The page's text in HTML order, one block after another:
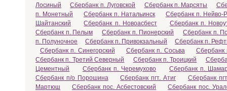
Лосиный
Сбербанк п. Луговской Сбербанк п. Марсяты
п. Монетный
Сбербанк п. Натальинск
Сбербанк п. Нейво-
Шайтанский
Сбербанк п. Новоасбест
Сбербанк п.
Сбербанк п. Пелым
Сбербанк п. Пионерский
Сбербанк п.
п. Полуночное
Сбербанк п. Привокзальный
Сбербанк п.
Сбербанк п. Синегорский
Сбербанк п. Сосьва
Сбербанк
Сбербанк п. Третий Северный
Сбербанк п. Троицкий
Цементный
Сбербанк п. Черемухово
Сбербанк п.
Сбербанк п/о Порошина
Сбербанк пгт. Атиг
Сбербанк
Мартюш
Сбербанк пос. Асбестовский
Сбербанк пос.